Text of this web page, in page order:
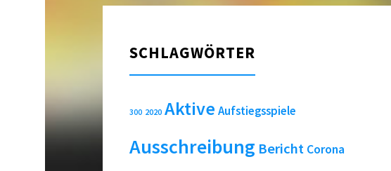
SCHLAGWÖRTER
300 2020 Aktive Aufstiegsspiele
Ausschreibung Bericht Corona